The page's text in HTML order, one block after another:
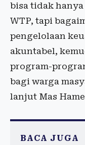
bisa tidak
WTP, tapi
pengelolaan
akuntabel,
program-
bagi warga
lanjut Mas
BACA JUGA